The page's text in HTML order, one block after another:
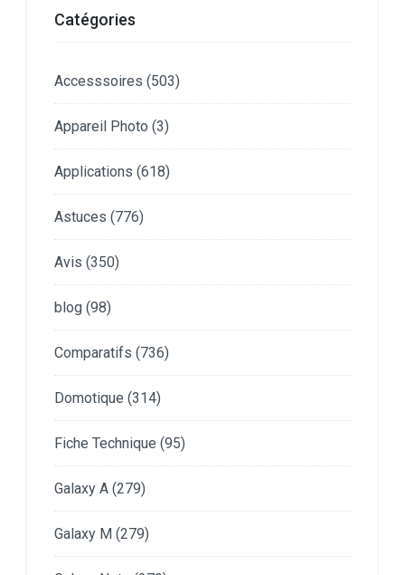
Catégories
Accesssoires (503)
Appareil Photo (3)
Applications (618)
Astuces (776)
Avis (350)
blog (98)
Comparatifs (736)
Domotique (314)
Fiche Technique (95)
Galaxy A (279)
Galaxy M (279)